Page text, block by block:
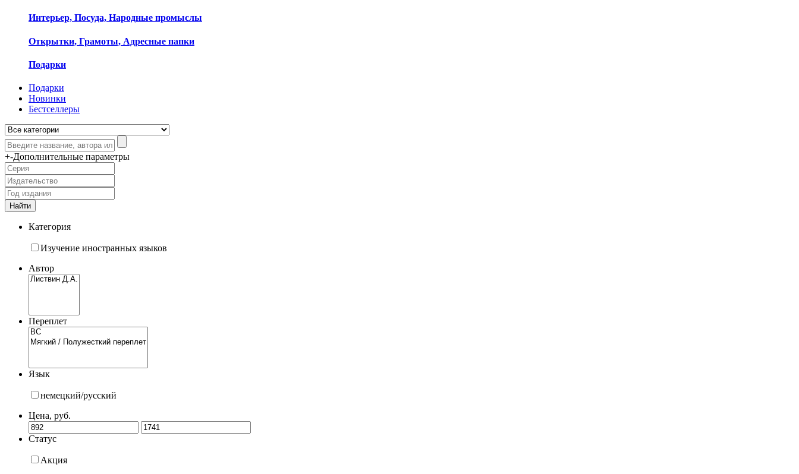
Интерьер, Посуда, Народные промыслы
Открытки, Грамоты, Адресные папки
Подарки
Подарки
Новинки
Бестселлеры
+-Дополнительные параметры
Категория
Изучение иностранных языков
Автор
Переплет
Язык
немецкий/русский
Цена, руб.
Статус
Акция